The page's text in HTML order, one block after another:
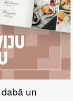
un